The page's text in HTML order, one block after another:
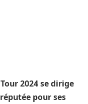
Tour 2024 se dirige
pour ses